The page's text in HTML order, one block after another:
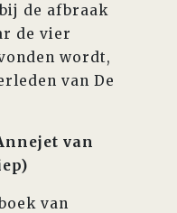
de afbraak
de vier
wordt,
van De
van
van